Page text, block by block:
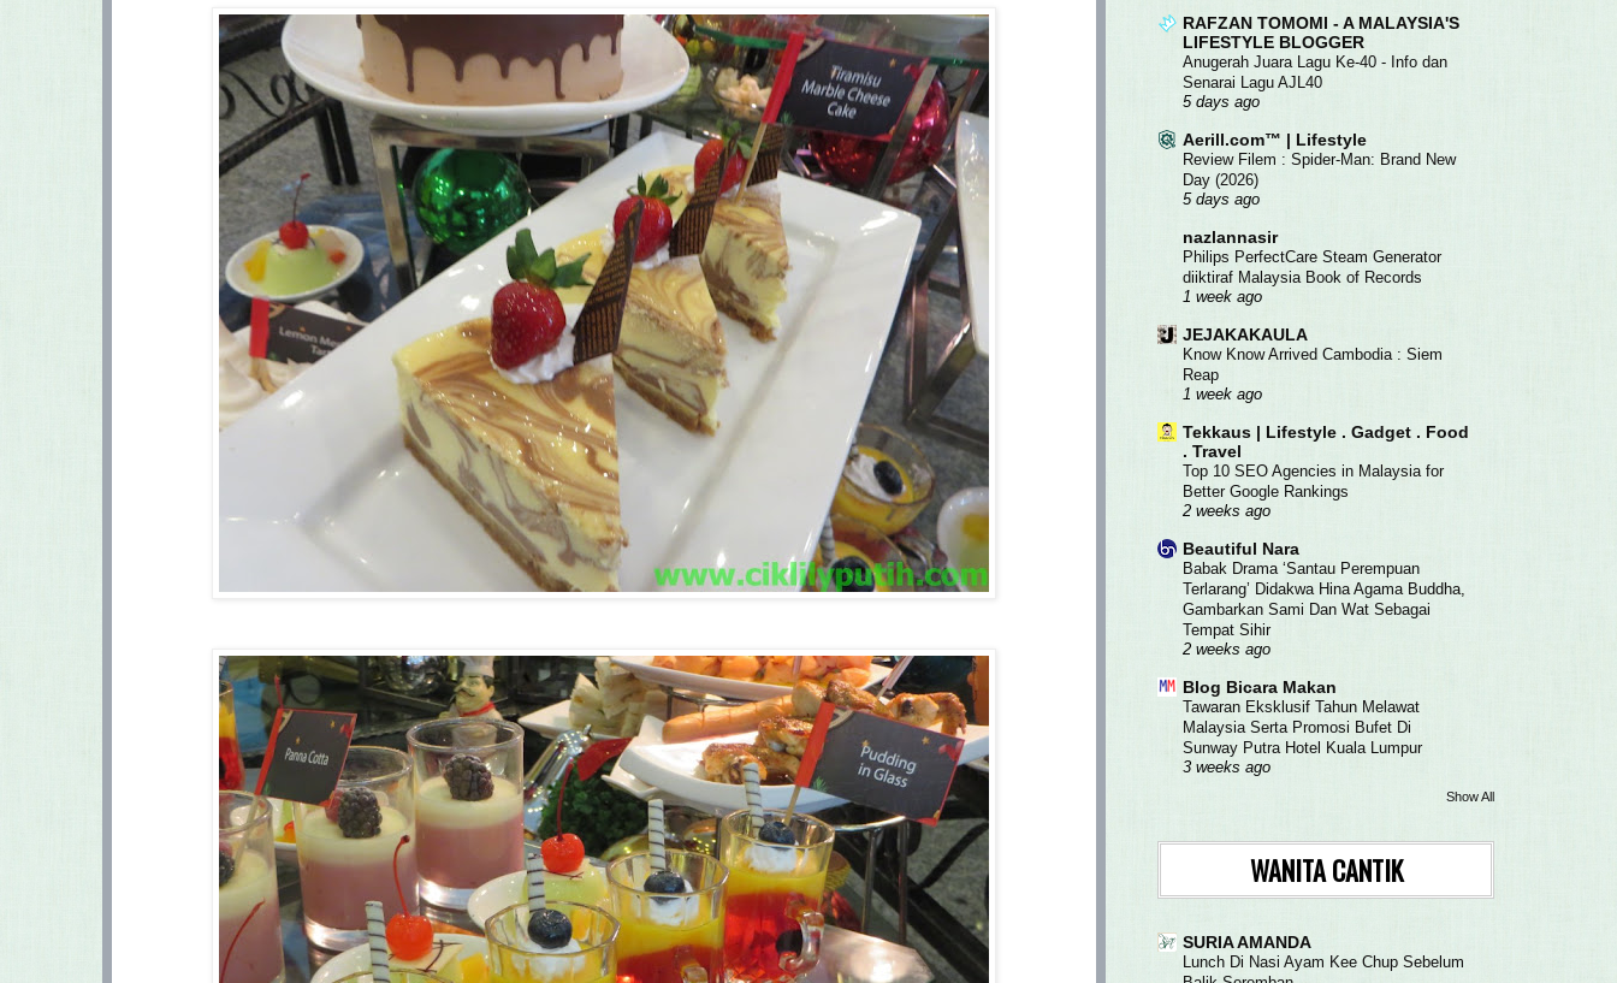
RAFZAN TOMOMI - A MALAYSIA'S
LIFESTYLE BLOGGER
Anugerah Juara Lagu Ke-40 - Info dan
Senarai Lagu AJL40
5 days ago
Aerill.com™ | Lifestyle
Review Filem : Spider-Man: Brand New
Day (2026)
5 days ago
nazlannasir
Philips PerfectCare Steam Generator
diiktiraf Malaysia Book of Records
1 week ago
JEJAKAKAULA
Know Know Arrived Cambodia : Siem
Reap
1 week ago
Tekkaus | Lifestyle . Gadget . Food
. Travel
Top 10 SEO Agencies in Malaysia for
Better Google Rankings
2 weeks ago
Beautiful Nara
Babak Drama ‘Santau Perempuan
Terlarang’ Didakwa Hina Agama Buddha,
Gambarkan Sami Dan Wat Sebagai
Tempat Sihir
2 weeks ago
Blog Bicara Makan
Tawaran Eksklusif Tahun Melawat
Malaysia Serta Promosi Bufet Di
Sunway Putra Hotel Kuala Lumpur
3 weeks ago
Show All
WANITA CANTIK
SURIA AMANDA
Lunch Di Nasi Ayam Kee Chup Sebelum